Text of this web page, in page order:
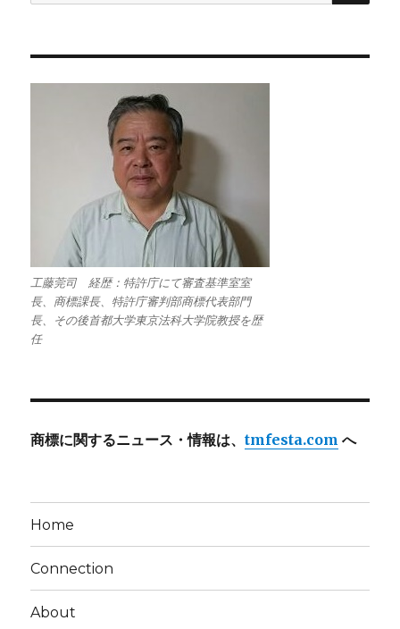
索:
工藤莞司 経歴：特許庁にて審査基準室室
長、商標課長、特許庁審判部商標代表部門
長、その後首都大学東京法科大学院教授を歴
任
商標に関するニュース・情報は、tmfesta.com へ
Home
Connection
About